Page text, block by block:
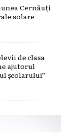
Cernăuți
solare
de clasa
ajutorul
școlarului”